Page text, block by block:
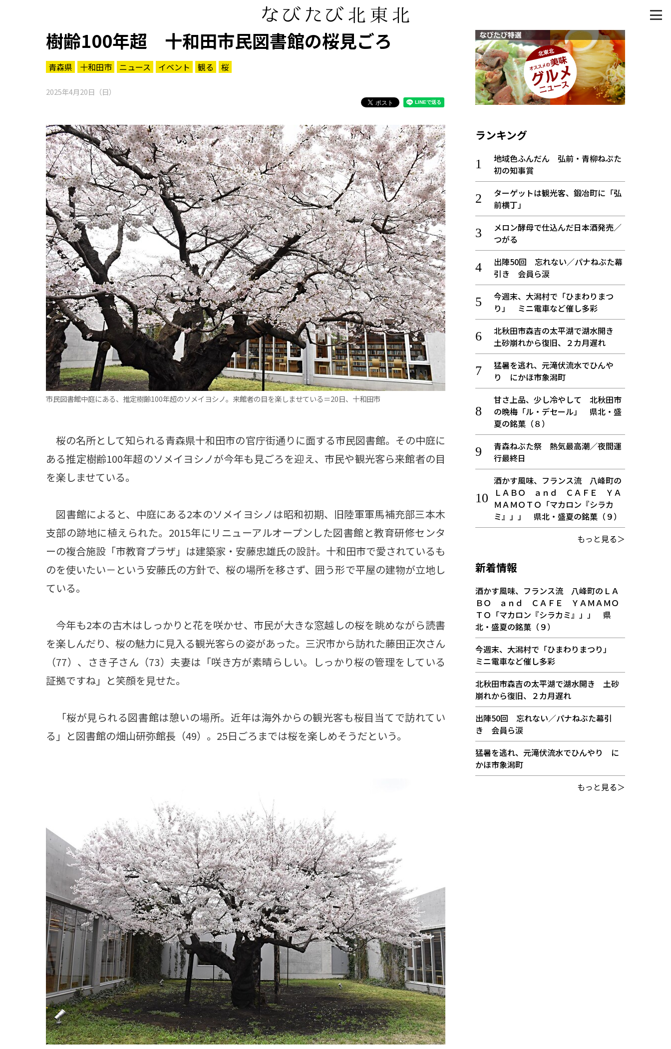
樹齢100年超 十和田市民図書館の桜見ごろ
青森県 十和田市 ニュース イベント 観る 桜
2025年4月20日（日）
市民図書館中庭にある、推定樹齢100年超のソメイヨシノ。来館者の目を楽しませている＝20日、十和田市
桜の名所として知られる青森県十和田市の官庁街通りに面する市民図書館。その中庭に
ある推定樹齢100年超のソメイヨシノが今年も見ごろを迎え、市民や観光客ら来館者の目
を楽しませている。
図書館によると、中庭にある2本のソメイヨシノは昭和初期、旧陸軍軍馬補充部三本木
支部の跡地に植えられた。2015年にリニューアルオープンした図書館と教育研修センタ
ーの複合施設「市教育プラザ」は建築家・安藤忠雄氏の設計。十和田市で愛されているも
のを使いたい－という安藤氏の方針で、桜の場所を移さず、囲う形で平屋の建物が立地し
ている。
今年も2本の古木はしっかりと花を咲かせ、市民が大きな窓越しの桜を眺めながら読書
を楽しんだり、桜の魅力に見入る観光客らの姿があった。三沢市から訪れた藤田正次さん
（77）、さき子さん（73）夫妻は「咲き方が素晴らしい。しっかり桜の管理をしている
証拠ですね」と笑顔を見せた。
「桜が見られる図書館は憩いの場所。近年は海外からの観光客も桜目当てで訪れてい
る」と図書館の畑山研弥館長（49）。25日ごろまでは桜を楽しめそうだという。
ランキング
地域色ふんだん 弘前・青柳ねぷた
初の知事賞
ターゲットは観光客、鍛冶町に「弘
前横丁」
メロン酵母で仕込んだ日本酒発売／
つがる
出陣50回 忘れない／パナねぶた幕
引き 会員ら涙
今週末、大潟村で「ひまわりまつ
り」 ミニ電車など催し多彩
北秋田市森吉の太平湖で湖水開き
土砂崩れから復旧、２カ月遅れ
猛暑を逃れ、元滝伏流水でひんや
り にかほ市象潟町
甘さ上品、少し冷やして 北秋田市
の晩梅「ル・デセール」 県北・盛
夏の銘菓（８）
青森ねぶた祭 熱気最高潮／夜間運
行最終日
酒かす風味、フランス流 八峰町の
ＬＡＢＯ ａｎｄ ＣＡＦＥ ＹＡ
ＭＡＭＯＴＯ「マカロン『シラカ
ミ』」」 県北・盛夏の銘菓（９）
もっと見る＞
新着情報
酒かす風味、フランス流 八峰町のＬＡ
ＢＯ ａｎｄ ＣＡＦＥ ＹＡＭＡＭＯ
ＴＯ「マカロン『シラカミ』」」 県
北・盛夏の銘菓（９）
今週末、大潟村で「ひまわりまつり」
ミニ電車など催し多彩
北秋田市森吉の太平湖で湖水開き 土砂
崩れから復旧、２カ月遅れ
出陣50回 忘れない／パナねぶた幕引
き 会員ら涙
猛暑を逃れ、元滝伏流水でひんやり に
かほ市象潟町
もっと見る＞
パワースポット
まつり・イベント
おみやげ・特産
道の駅・産直
アウトドア・レジャー
ご当地グルメ